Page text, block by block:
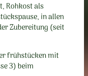
Rohkost als
in allen
Zubereitung (seit
frühstücken mit
3) beim